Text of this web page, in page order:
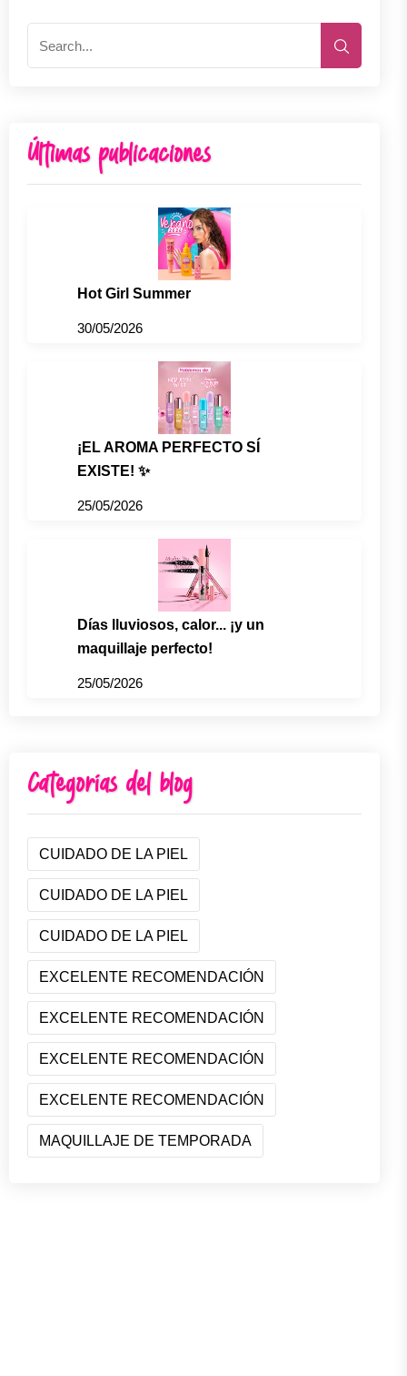
Últimas publicaciones
Hot Girl Summer
30/05/2026
¡EL AROMA PERFECTO SÍ
EXISTE! ✨
25/05/2026
Días lluviosos, calor... ¡y un
maquillaje perfecto!
25/05/2026
Categorías del blog
CUIDADO DE LA PIEL
CUIDADO DE LA PIEL
CUIDADO DE LA PIEL
EXCELENTE RECOMENDACIÓN
EXCELENTE RECOMENDACIÓN
EXCELENTE RECOMENDACIÓN
EXCELENTE RECOMENDACIÓN
MAQUILLAJE DE TEMPORADA